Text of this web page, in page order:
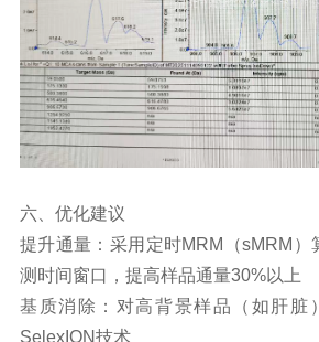
六、优化建议
提升通量：采用定时MRM（sMRM）
测时间窗口，提高样品通量30%以上
基质消除：对高背景样品（如肝脏
SelexION技术